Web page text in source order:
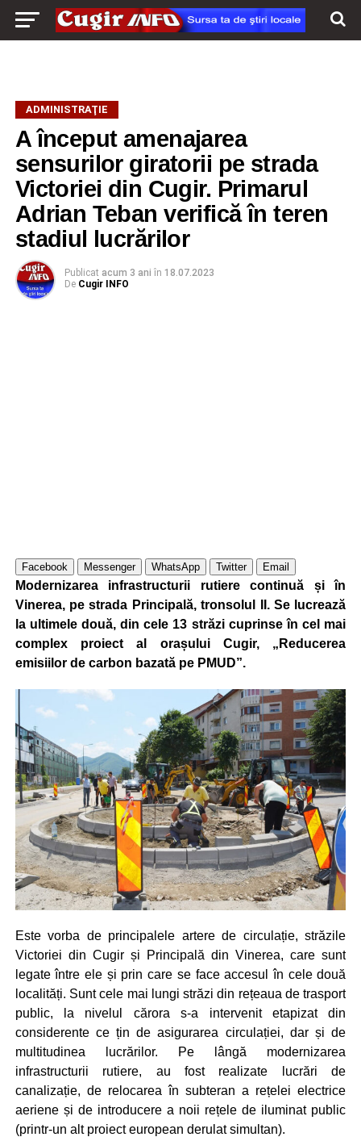
ADMINISTRAŢIE
A început amenajarea
sensurilor giratorii pe strada
Victoriei din Cugir. Primarul
Adrian Teban verifică în teren
stadiul lucrărilor
Publicat acum 3 ani în 18.07.2023
De Cugir INFO
Facebook Messenger WhatsApp Twitter Email
Modernizarea infrastructurii rutiere continuă și în
Vinerea, pe strada Principală, tronsolul II. Se lucrează
la ultimele două, din cele 13 străzi cuprinse în cel mai
complex proiect al orașului Cugir, „Reducerea
emisiilor de carbon bazată pe PMUD”.
Este vorba de principalele artere de circulație, străzile
Victoriei din Cugir și Principală din Vinerea, care sunt
legate între ele și prin care se face accesul în cele două
localități. Sunt cele mai lungi străzi din rețeaua de trasport
public, la nivelul cărora s-a intervenit etapizat din
considerente ce țin de asigurarea circulației, dar și de
multitudinea lucrărilor. Pe lângă modernizarea
infrastructurii rutiere, au fost realizate lucrări de
canalizație, de relocarea în subteran a rețelei electrice
aeriene și de introducere a noii rețele de iluminat public
(printr-un alt proiect european derulat simultan).